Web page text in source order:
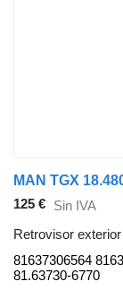
125 € Sin IVA
Retrovisor exterior
81637306564
81.63730-6770